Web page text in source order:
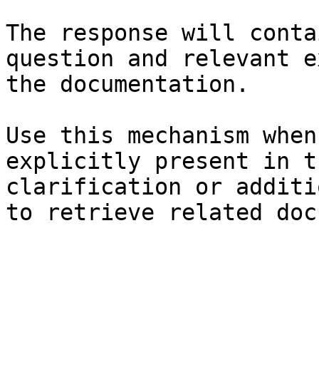
The response will
question and relevant
the documentation.
Use this mechanism
explicitly present in
clarification or